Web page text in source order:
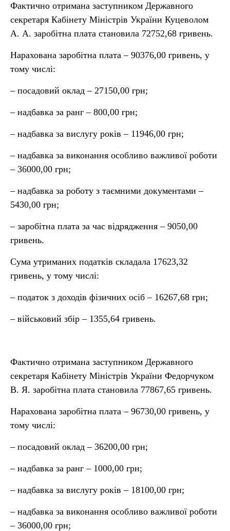
Фактично отримана заступником Державного
секретаря Кабінету Міністрів України Куцеволом
А. А. заробітна плата становила 72752,68 гривень.
Нарахована заробітна плата – 90376,00 гривень, у
тому числі:
– посадовий оклад – 27150,00 грн;
– надбавка за ранг – 800,00 грн;
– надбавка за вислугу років – 11946,00 грн;
– надбавка за виконання особливо важливої роботи
– 36000,00 грн;
– надбавка за роботу з таємними документами –
5430,00 грн;
– заробітна плата за час відрядження – 9050,00
гривень.
Сума утриманих податків складала 17623,32
гривень, у тому числі:
– податок з доходів фізичних осіб – 16267,68 грн;
– військовий збір – 1355,64 гривень.
Фактично отримана заступником Державного
секретаря Кабінету Міністрів України Федорчуком
В. Я. заробітна плата становила 77867,65 гривень.
Нарахована заробітна плата – 96730,00 гривень, у
тому числі:
– посадовий оклад – 36200,00 грн;
– надбавка за ранг – 1000,00 грн;
– надбавка за вислугу років – 18100,00 грн;
– надбавка за виконання особливо важливої роботи
– 36000,00 грн;